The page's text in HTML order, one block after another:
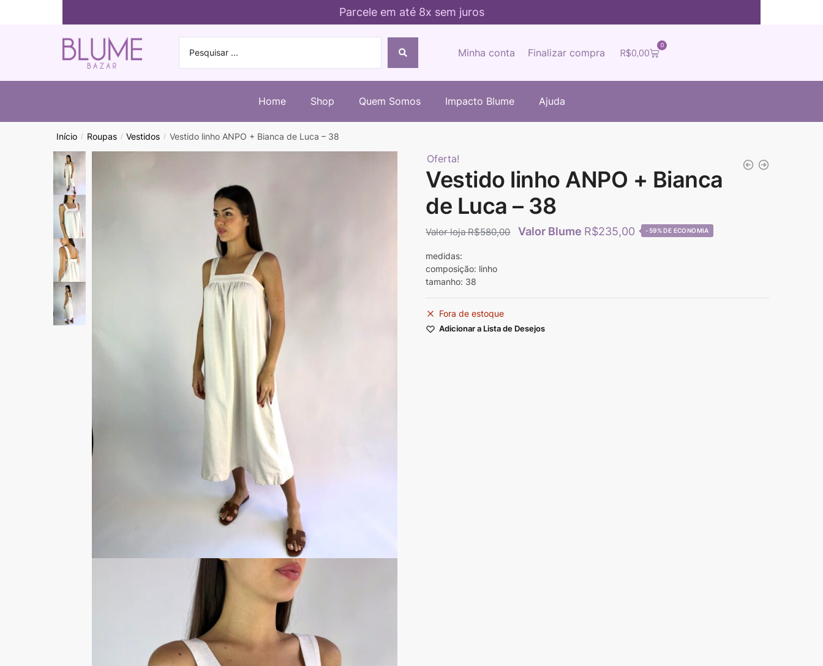
Parcele em até 8x sem juros
R$0,00
0
Minha conta Finalizar compra
Home Shop Quem Somos Impacto Blume Ajuda
Início / Roupas / Vestidos / Vestido linho ANPO + Bianca de Luca – 38
Oferta!
Vestido linho ANPO + Bianca
de Luca – 38
R$580,00 R$235,00 -59%
medidas:
composição: linho
tamanho: 38
Fora de estoque
Adicionar a Lista de Desejos